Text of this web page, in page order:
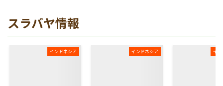
スラバヤ情報
インドネシア インドネシア イン